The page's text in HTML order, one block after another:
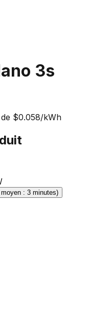
3s
$0.058/kWh
: 3 minutes)